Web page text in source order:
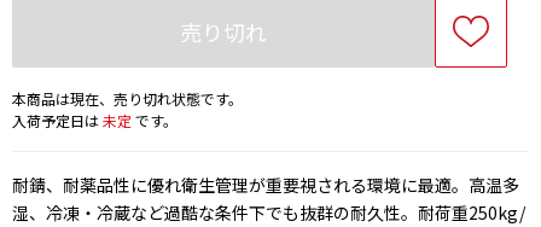
売り切れ
本商品は現在、売り切れ状態です。
入荷予定日は未定 です。
耐錆、耐薬品性に優れ衛生管理が重要視される環境に最適。高温多
湿、冷凍・冷蔵など過酷な条件下でも抜群の耐久性。耐荷重250kg/